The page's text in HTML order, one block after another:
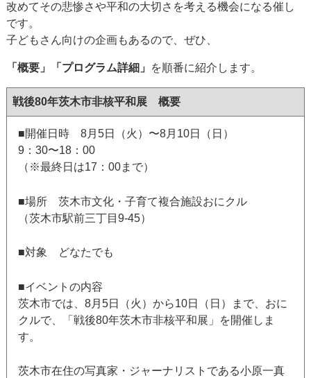
改めてその悲惨さや平和の大切さを考える機会になる催し
です。
子どもさん向けの企画もあるので、ぜひ、
「概要」「プログラム詳細」 を順番に紹介します。
戦後80年茨木市非核平和展 概要
■開催日時 8月5日（火）〜8月10日（日）
9：30〜18：00
（※最終日は17：00まで）
■場所 茨木市文化・子育て複合施設おにクル
（茨木市駅前三丁目9-45）
■対象 どなたでも
■イベントの内容
茨木市では、8月5日（火）から10日（日）まで、おに
クルで、「戦後80年茨木市非核平和展」を開催しま
す。
茨木市在住の写真家・ジャーナリストである小原一真